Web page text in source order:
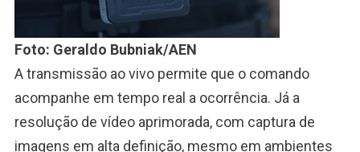
Foto: Geraldo Bubniak/AEN
A transmissão ao vivo permite que o comando
acompanhe em tempo real a ocorrência. Já a
resolução de vídeo aprimorada, com captura de
imagens em alta definição, mesmo em ambientes